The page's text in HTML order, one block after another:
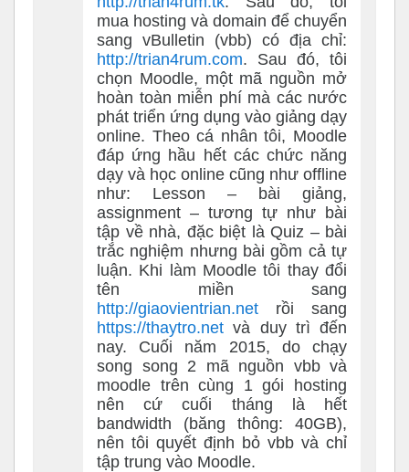
mua hosting và domain để chuyển
sang vBulletin (vbb) có địa chỉ:
http://trian4rum.com. Sau đó, tôi
chọn Moodle, một mã nguồn mở
hoàn toàn miễn phí mà các nước
phát triển ứng dụng vào giảng dạy
online. Theo cá nhân tôi, Moodle
đáp ứng hầu hết các chức năng
dạy và học online cũng như offline
như: Lesson – bài giảng,
assignment – tương tự như bài
tập về nhà, đặc biệt là Quiz – bài
trắc nghiệm nhưng bài gồm cả tự
luận. Khi làm Moodle tôi thay đổi
tên miền sang
http://giaovientrian.net rồi sang
https://thaytro.net và duy trì đến
nay. Cuối năm 2015, do chạy
song song 2 mã nguồn vbb và
moodle trên cùng 1 gói hosting
nên cứ cuối tháng là hết
bandwidth (băng thông: 40GB),
nên tôi quyết định bỏ vbb và chỉ
tập trung vào Moodle.